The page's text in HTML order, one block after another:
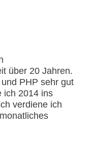
über 20 Jahren.
PHP sehr gut
ich 2014 ins
verdiene ich